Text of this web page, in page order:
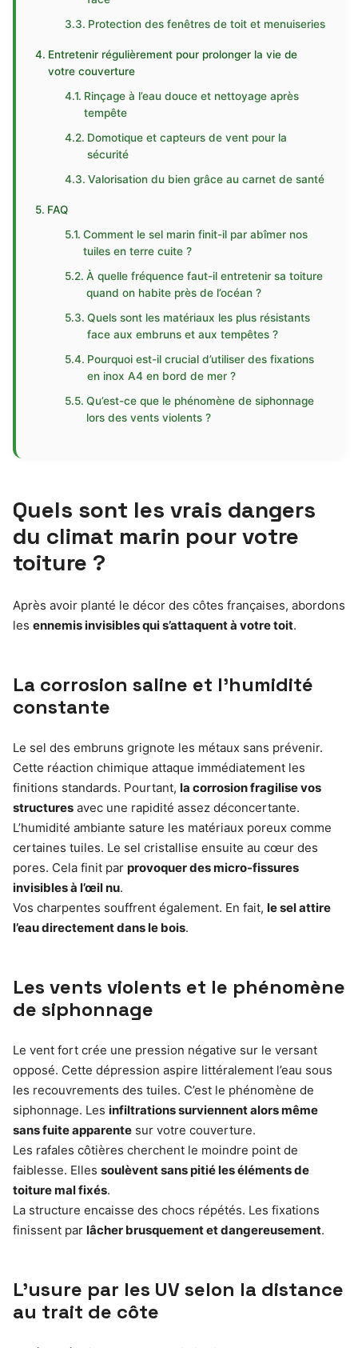
Protection des fenêtres de toit et menuiseries
Entretenir régulièrement pour prolonger la vie de
votre couverture
Rinçage à l’eau douce et nettoyage après
tempête
Domotique et capteurs de vent pour la
sécurité
Valorisation du bien grâce au carnet de santé
FAQ
Comment le sel marin finit-il par abîmer nos
tuiles en terre cuite ?
À quelle fréquence faut-il entretenir sa toiture
quand on habite près de l’océan ?
Quels sont les matériaux les plus résistants
face aux embruns et aux tempêtes ?
Pourquoi est-il crucial d’utiliser des fixations
en inox A4 en bord de mer ?
Qu’est-ce que le phénomène de siphonnage
lors des vents violents ?
Quels sont les vrais dangers
du climat marin pour votre
toiture ?
Après avoir planté le décor des côtes françaises, abordons
les ennemis invisibles qui s’attaquent à votre toit.
La corrosion saline et l’humidité
constante
Le sel des embruns grignote les métaux sans prévenir.
Cette réaction chimique attaque immédiatement les
finitions standards. Pourtant, la corrosion fragilise vos
structures avec une rapidité assez déconcertante.
L’humidité ambiante sature les matériaux poreux comme
certaines tuiles. Le sel cristallise ensuite au cœur des
pores. Cela finit par provoquer des micro-fissures
invisibles à l’œil nu.
Vos charpentes souffrent également. En fait, le sel attire
l’eau directement dans le bois.
Les vents violents et le phénomène
de siphonnage
Le vent fort crée une pression négative sur le versant
opposé. Cette dépression aspire littéralement l’eau sous
les recouvrements des tuiles. C’est le phénomène de
siphonnage. Les infiltrations surviennent alors même
sans fuite apparente sur votre couverture.
Les rafales côtières cherchent le moindre point de
faiblesse. Elles soulèvent sans pitié les éléments de
toiture mal fixés.
La structure encaisse des chocs répétés. Les fixations
finissent par lâcher brusquement et dangereusement.
L’usure par les UV selon la distance
au trait de côte